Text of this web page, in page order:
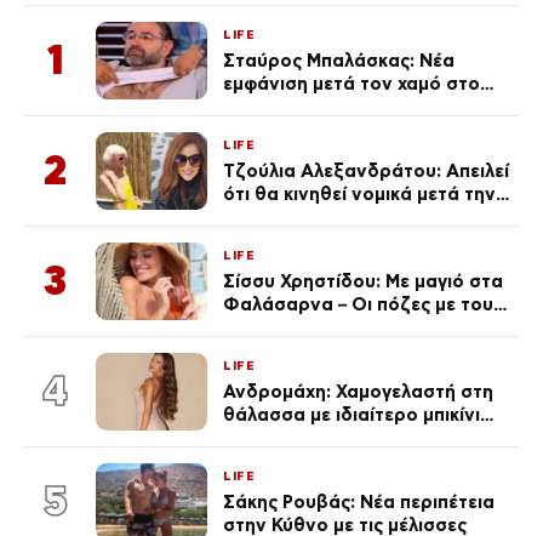
1
LIFE
Σταύρος Μπαλάσκας: Νέα
εμφάνιση μετά τον χαμό στο
2
LIFE
Τζούλια Αλεξανδράτου: Απειλεί
ότι θα κινηθεί νομικά μετά την
3
LIFE
Σίσσυ Χρηστίδου: Με μαγιό στα
Φαλάσαρνα – Οι πόζες με τους
4
LIFE
Ανδρομάχη: Χαμογελαστή στη
θάλασσα με ιδιαίτερο μπικίνι
5
LIFE
Σάκης Ρουβάς: Νέα περιπέτεια
στην Κύθνο με τις μέλισσες